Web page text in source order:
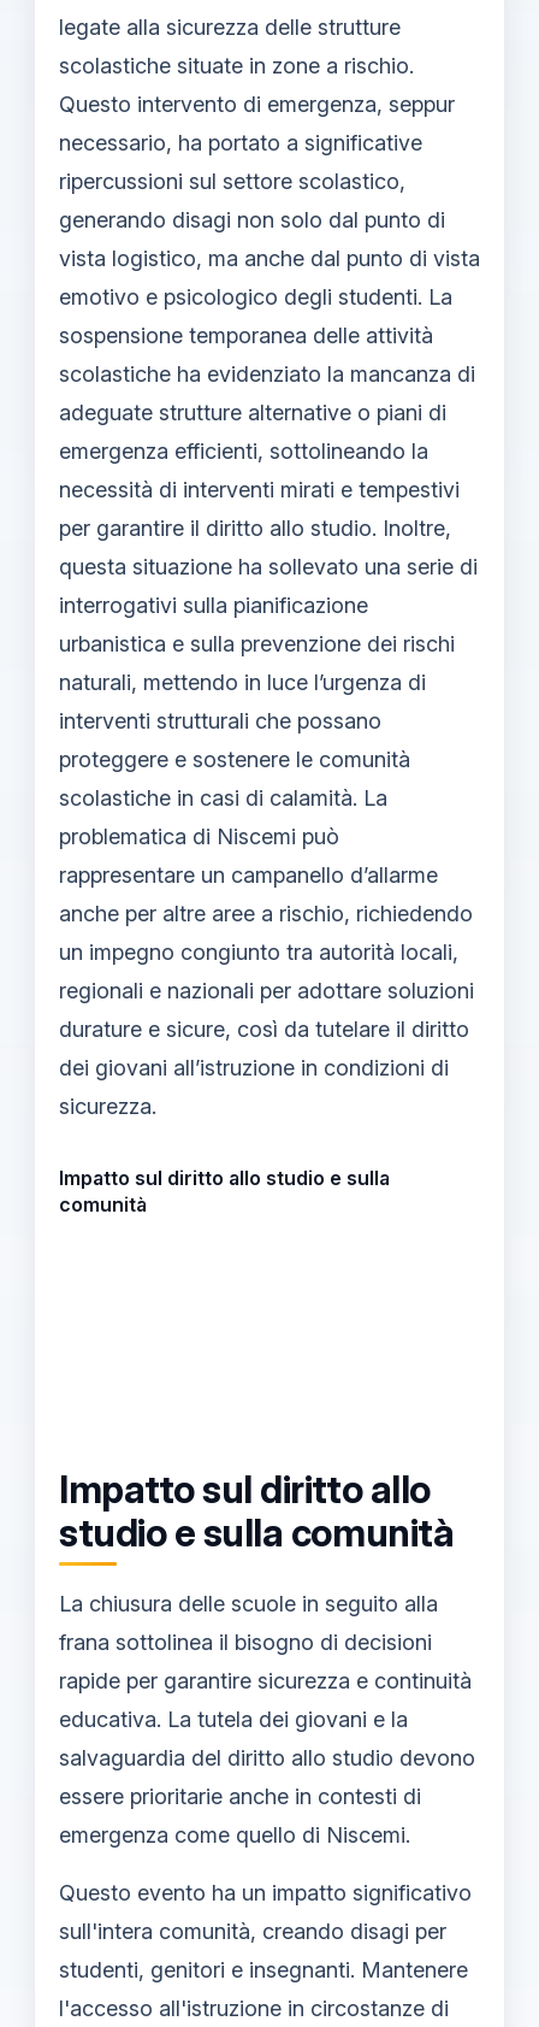
legate alla sicurezza delle strutture
scolastiche situate in zone a rischio.
Questo intervento di emergenza, seppur
necessario, ha portato a significative
ripercussioni sul settore scolastico,
generando disagi non solo dal punto di
vista logistico, ma anche dal punto di vista
emotivo e psicologico degli studenti. La
sospensione temporanea delle attività
scolastiche ha evidenziato la mancanza di
adeguate strutture alternative o piani di
emergenza efficienti, sottolineando la
necessità di interventi mirati e tempestivi
per garantire il diritto allo studio. Inoltre,
questa situazione ha sollevato una serie di
interrogativi sulla pianificazione
urbanistica e sulla prevenzione dei rischi
naturali, mettendo in luce l’urgenza di
interventi strutturali che possano
proteggere e sostenere le comunità
scolastiche in casi di calamità. La
problematica di Niscemi può
rappresentare un campanello d’allarme
anche per altre aree a rischio, richiedendo
un impegno congiunto tra autorità locali,
regionali e nazionali per adottare soluzioni
durature e sicure, così da tutelare il diritto
dei giovani all’istruzione in condizioni di
sicurezza.
Impatto sul diritto allo studio e sulla
comunità
Impatto sul diritto allo
studio e sulla comunità
La chiusura delle scuole in seguito alla
frana sottolinea il bisogno di decisioni
rapide per garantire sicurezza e continuità
educativa. La tutela dei giovani e la
salvaguardia del diritto allo studio devono
essere prioritarie anche in contesti di
emergenza come quello di Niscemi.
Questo evento ha un impatto significativo
sull'intera comunità, creando disagi per
studenti, genitori e insegnanti. Mantenere
l'accesso all'istruzione in circostanze di